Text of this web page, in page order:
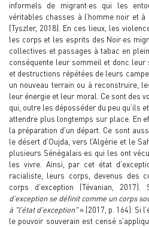
informels de migrant·es qui les
véritables chasses à l’homme noir et
(Tyszler, 2018). En ces lieux, les
les corps et les esprits des Noir·es
collectives et passages à tabac en
conséquente leur sommeil et donc leur
et destructions répétées de leurs
un nouveau terrain ou à reconstruire,
leur énergie et leur moral. Ce sont des
qui, outre les déposséder du peu qu’ils
attendre plus longtemps sur place. En
la préparation d'un départ. Ce sont
le désert d'Oujda, vers l’Algérie et le
plusieurs Sénégalais·es qui les ont
les vivre. Ainsi, par cet état
racialiste, leurs corps, devenus des
corps d’exception (Tévanian, 2017).
d’exception se définit comme un corps
à "l’état d’exception"» (2017, p. 164). Si
le pouvoir souverain est censé